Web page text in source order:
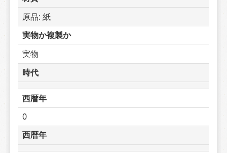
原品: 紙
実物か複製か
実物
時代
西暦年
0
西暦年